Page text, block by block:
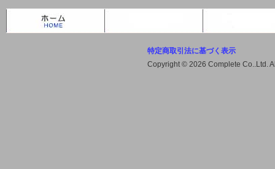
不安定な状況もあります。会員様に
は、ご不便をお掛けしますが宜しく
特定商取引法に基づく表示
Copyright © 2026 Complete Co..Ltd.